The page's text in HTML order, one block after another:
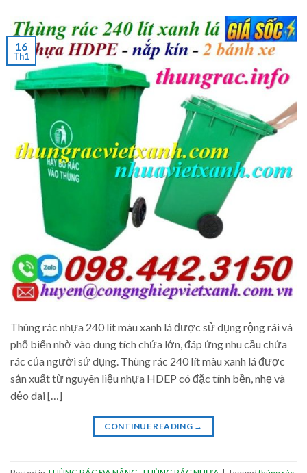
16
Th1
Thùng rác nhựa 240 lít màu xanh lá được sử dụng rộng rãi và
phổ biến nhờ vào dung tích chứa lớn, đáp ứng nhu cầu chứa
rác của người sử dụng. Thùng rác 240 lít màu xanh lá được
sản xuất từ nguyên liệu nhựa HDEP có đặc tính bền, nhẹ và
dẻo dai […]
CONTINUE READING →